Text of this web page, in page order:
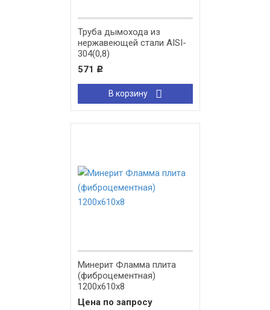
Труба дымохода из
нержавеющей стали AISI-
304(0,8)
571
Р
В корзину
Минерит Фламма плита
(фиброцементная)
1200х610х8
Цена по запросу